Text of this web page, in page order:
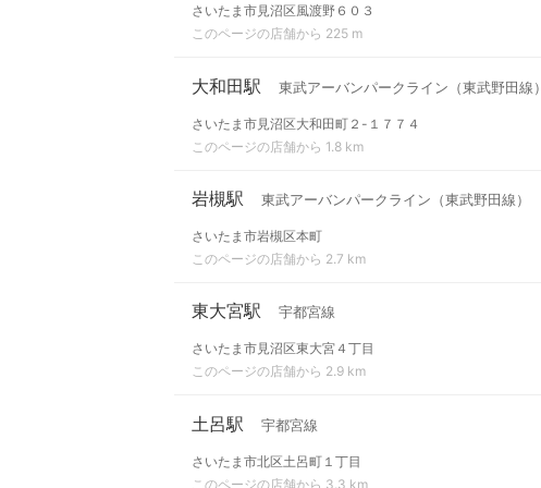
さいたま市見沼区風渡野６０３
このページの店舗から 225 m
大和田駅 東武アーバンパークライン（東武野田線）
さいたま市見沼区大和田町２-１７７４
このページの店舗から 1.8 km
岩槻駅 東武アーバンパークライン（東武野田線）
さいたま市岩槻区本町
このページの店舗から 2.7 km
東大宮駅 宇都宮線
さいたま市見沼区東大宮４丁目
このページの店舗から 2.9 km
土呂駅 宇都宮線
さいたま市北区土呂町１丁目
このページの店舗から 3.3 km